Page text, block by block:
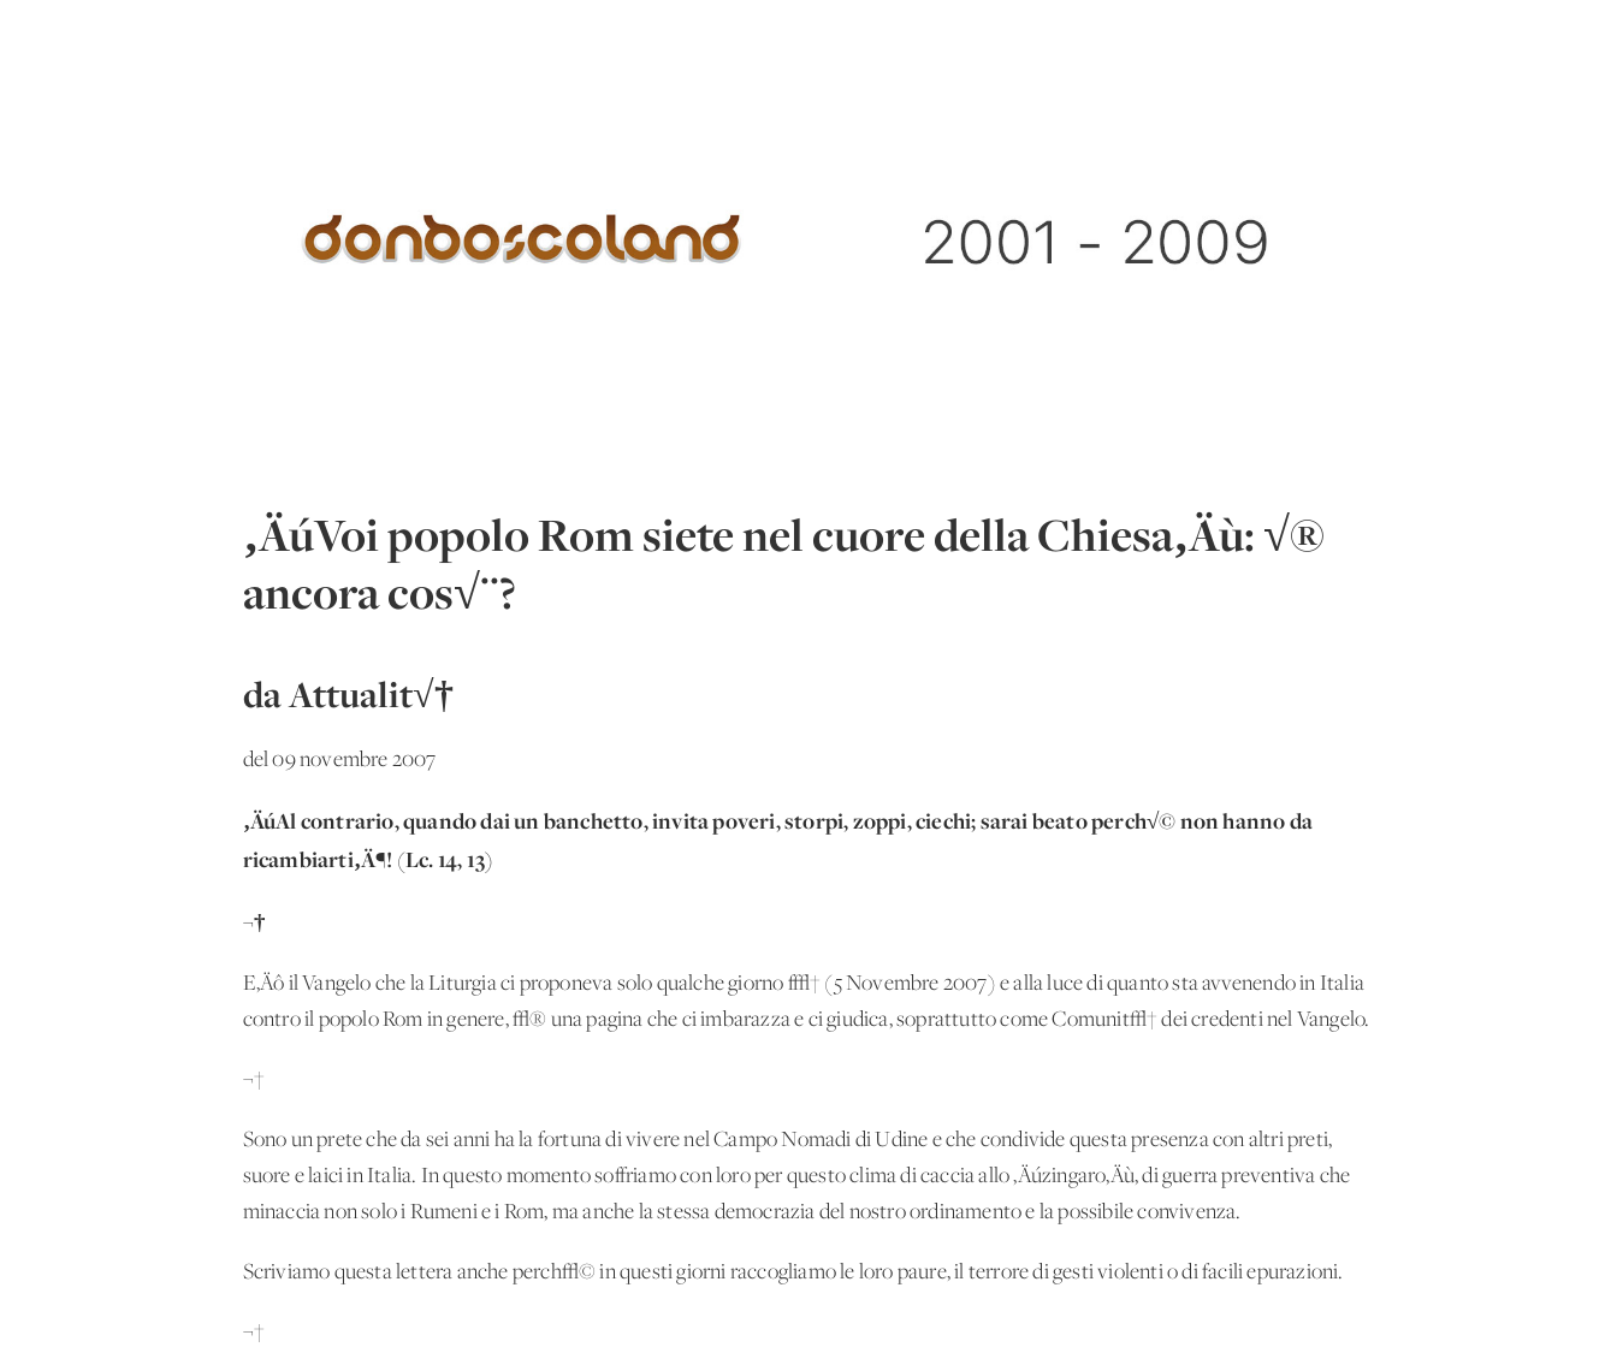
‚ÄúVoi popolo Rom siete nel cuore della Chiesa‚Äù: √®
ancora cos√¨?
da Attualit√†
del 09 novembre 2007
‚ÄúAl contrario, quando dai un banchetto, invita poveri, storpi, zoppi, ciechi; sarai beato perch√© non hanno da
ricambiarti‚Ä¶! (Lc. 14, 13)
¬†
E‚Äô il Vangelo che la Liturgia ci proponeva solo qualche giorno f√† (5 Novembre 2007) e alla luce di quanto sta avvenendo in Italia
contro il popolo Rom in genere, √® una pagina che ci imbarazza e ci giudica, soprattutto come Comunit√† dei credenti nel Vangelo.
¬†
Sono un prete che da sei anni ha la fortuna di vivere nel Campo Nomadi di Udine e che condivide questa presenza con altri preti,
suore e laici in Italia. In questo momento soffriamo con loro per questo clima di caccia allo ‚Äúzingaro‚Äù, di guerra preventiva che
minaccia non solo i Rumeni e i Rom, ma anche la stessa democrazia del nostro ordinamento e la possibile convivenza.
Scriviamo questa lettera anche perch√© in questi giorni raccogliamo le loro paure, il terrore di gesti violenti o di facili epurazioni.
¬†